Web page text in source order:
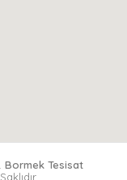
Bormek Tesisat